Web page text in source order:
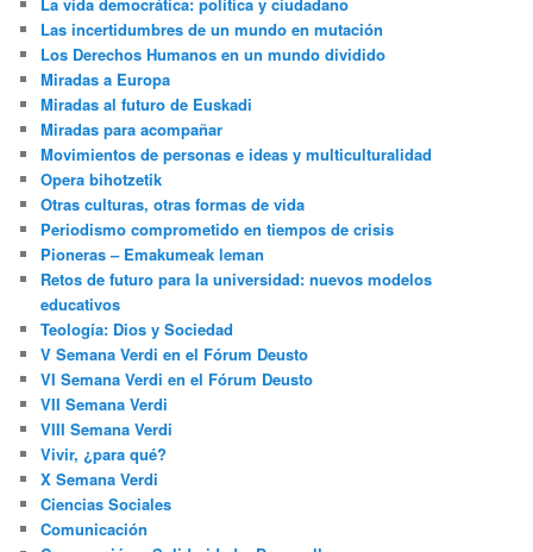
Las incertidumbres de un mundo en mutación
Los Derechos Humanos en un mundo dividido
Miradas a Europa
Miradas al futuro de Euskadi
Miradas para acompañar
Movimientos de personas e ideas y multiculturalidad
Opera bihotzetik
Otras culturas, otras formas de vida
Periodismo comprometido en tiempos de crisis
Pioneras – Emakumeak leman
Retos de futuro para la universidad: nuevos modelos
educativos
Teología: Dios y Sociedad
V Semana Verdi en el Fórum Deusto
VI Semana Verdi en el Fórum Deusto
VII Semana Verdi
VIII Semana Verdi
Vivir, ¿para qué?
X Semana Verdi
Ciencias Sociales
Comunicación